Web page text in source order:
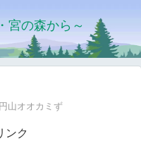
の森から～
円山オオカミず
ンク